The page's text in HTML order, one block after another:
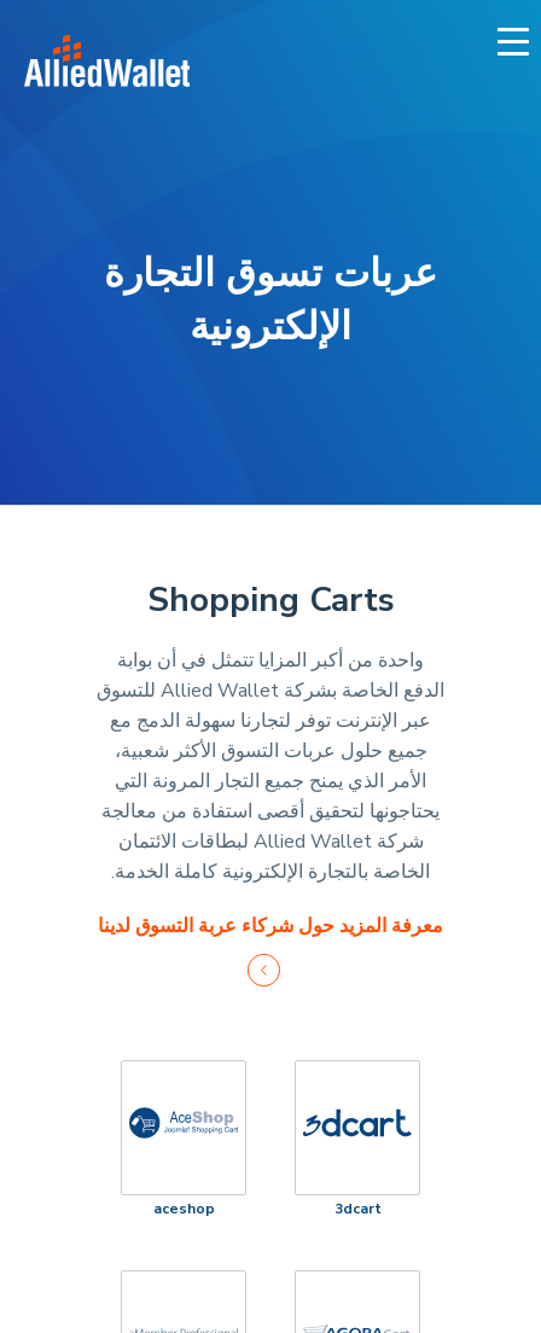
to
عربات تسوق التجارة
الإلكترونية
Shopping Carts
واحدة من أكبر المزايا تتمثل في أن بوابة
الدفع الخاصة بشركة Allied Wallet للتسوق
عبر الإنترنت توفر لتجارنا سهولة الدمج مع
جميع حلول عربات التسوق الأكثر شعبية،
الأمر الذي يمنح جميع التجار المرونة التي
يحتاجونها لتحقيق أقصى استفادة من معالجة
شركة Allied Wallet لبطاقات الائتمان
الخاصة بالتجارة الإلكترونية كاملة الخدمة.
معرفة المزيد حول شركاء عربة التسوق لدينا
3dcart
aceshop